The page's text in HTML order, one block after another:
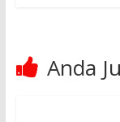
Anda